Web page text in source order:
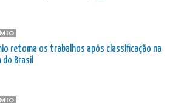
retoma os trabalhos após classificação na
do Brasil